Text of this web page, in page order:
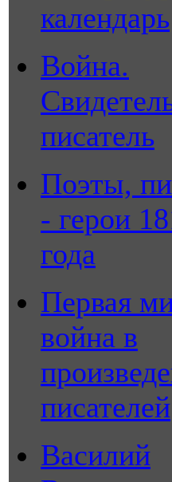
календарь
Война.
писатель
Поэты,
- герои
года
Первая
война в
писателей
Василий